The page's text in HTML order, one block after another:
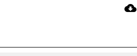
cloud_download